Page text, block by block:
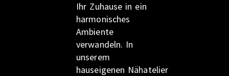
Ihr Zuhause in ein
harmonisches
Ambiente
verwandeln. In
unserem
hauseigenen Nähatelier